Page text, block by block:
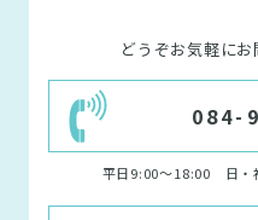
どうぞお気軽にお
084-
平日9:00〜18:00 日・